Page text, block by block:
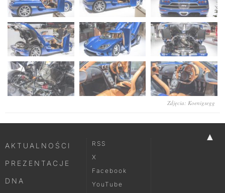
Zdjęcia: Koenigsegg
▲
AKTUALNOŚCI
PREZENTACJE
DNA
RSS
X
Facebook
YouTube